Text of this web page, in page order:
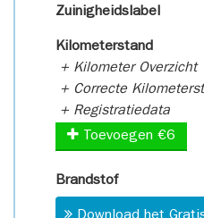
Zuinigheidslabel
Kilometerstand
+ Kilometer Overzicht
+ Correcte
+ Registratiedata
Toevoegen €6
Brandstof